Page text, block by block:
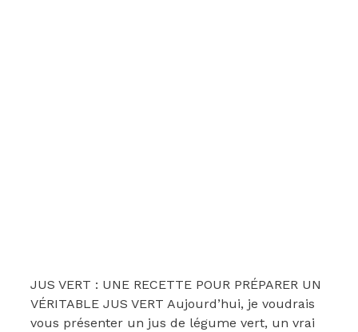
JUS VERT : UNE RECETTE POUR PRÉPARER UN
VÉRITABLE JUS VERT Aujourd’hui, je voudrais
vous présenter un jus de légume vert, un vrai